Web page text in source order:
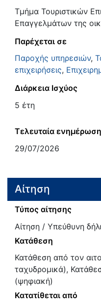
Τμήμα Τουριστικών
Επαγγελμάτων της
Παρέχεται σε
Παροχής υπηρεσιών,
επιχειρήσεις,
Διάρκεια Ισχύος
5 έτη
Τελευταία ενημέρωση
29/07/2026
Αίτηση
Τύπος αίτησης
Αίτηση / Υπεύθυνη
Κατάθεση
Κατάθεση από τον
ταχυδρομικά),
(ψηφιακή)
Κατατίθεται από